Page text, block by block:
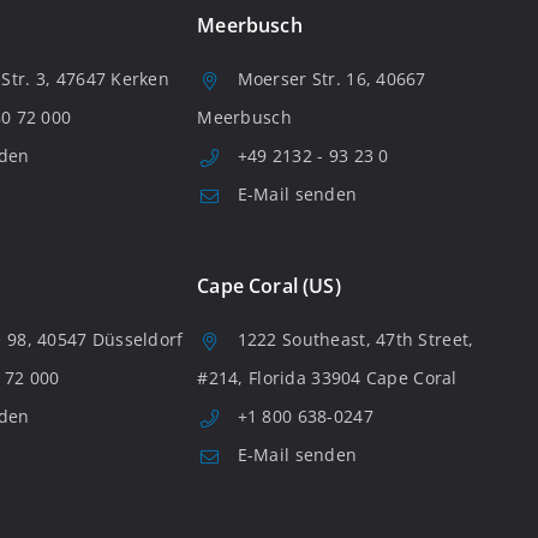
3, 47647 Kerken
72 000
Meerbusch
Moerser Str. 16, 40667
Meerbusch
+49 2132 - 93 23 0
E-Mail senden
98, 40547 Düsseldorf
000
Cape Coral (US)
1222 Southeast, 47th Street,
#214, Florida 33904 Cape Coral
+1 800 638-0247
E-Mail senden